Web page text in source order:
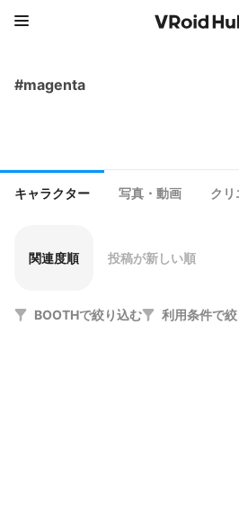
#magenta
キャラクター 写真・動画 クリ
関連度順 投稿が新しい順
BOOTHで絞り込む 利用条件で